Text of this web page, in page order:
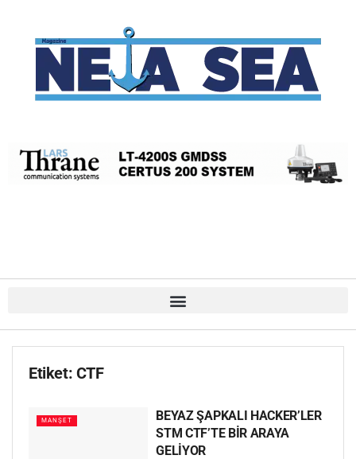
Etiket: CTF
MANŞET
BEYAZ ŞAPKALI HACKER’LER
STM CTF’TE BİR ARAYA
GELİYOR